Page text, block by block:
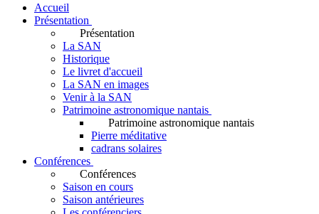
Accueil
Présentation
Présentation
La SAN
Historique
Le livret d'accueil
La SAN en images
Venir à la SAN
Patrimoine astronomique nantais
Patrimoine astronomique nantais
Pierre méditative
cadrans solaires
Conférences
Conférences
Saison en cours
Saison antérieures